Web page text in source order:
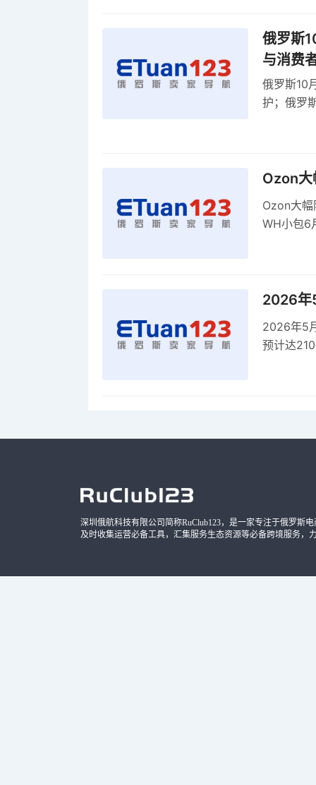
俄罗斯
与消费
俄罗斯10
护；俄罗
Ozon大
Ozon大
WH小包6
2026年
2026年5
预计达
深圳俄航科技有限公司简称RuClub123，是一家专注于俄罗斯
及时收集运营必备工具，汇集服务生态资源等必备跨境服务